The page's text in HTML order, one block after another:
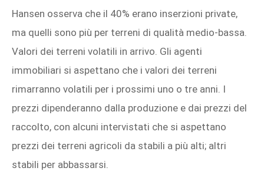
Hansen osserva che il 40% erano inserzioni private,
ma quelli sono più per terreni di qualità medio-bassa.
Valori dei terreni volatili in arrivo. Gli agenti
immobiliari si aspettano che i valori dei terreni
rimarranno volatili per i prossimi uno o tre anni. I
prezzi dipenderanno dalla produzione e dai prezzi del
raccolto, con alcuni intervistati che si aspettano
prezzi dei terreni agricoli da stabili a più alti; altri
stabili per abbassarsi.